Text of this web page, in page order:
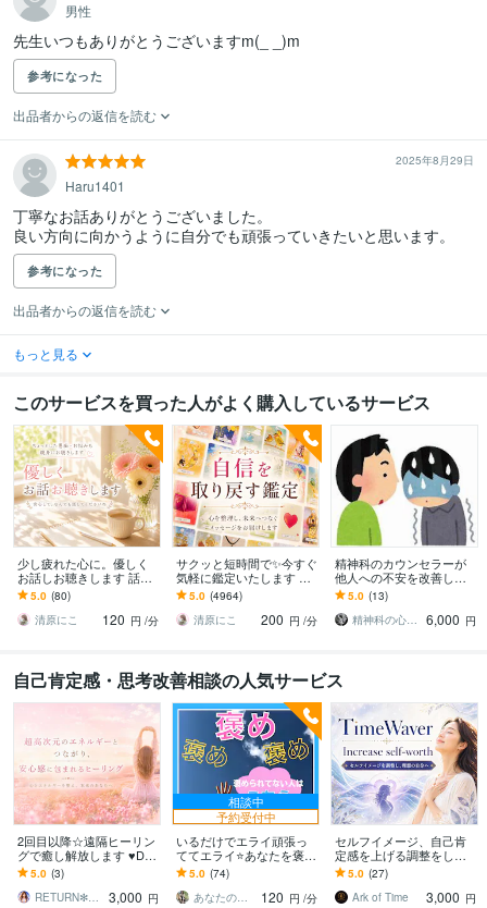
男性
先生いつもありがとうございますm(_ _)m
参考になった
出品者からの返信を読む
2025年8月29日
Haru1401
丁寧なお話ありがとうございました。
良い方向に向かうように自分でも頑張っていきたいと思います。
参考になった
出品者からの返信を読む
もっと見る
このサービスを買った人がよく購入しているサービス
少し疲れた心に。優しく
お話しお聴きします 話す
だけでも大丈夫です。安
心して吐き出してくださ
いね。
5.0 (80)
清原にこ
120 円 /分
サクッと短時間で✨今すぐ
気軽に鑑定いたします 最
短5分から◎生年月日不
要、自信を取り戻す鑑定
5.0 (4964)
清原にこ
200 円 /分
精神科のカウンセラーが
他人への不安を改善しま
す 。対人関係、社交的な
場面、特定の場面等に苦
痛を感じている方。
5.0 (13)
精神科の心理カウンセラー
6,000 円
自己肯定感・思考改善相談の人気サービス
2回目以降☆遠隔ヒーリン
グで癒し解放します ♥DN
Aレベルの癒し・トラウマ
の解放♥
5.0 (3)
RETURN✻STONES
3,000 円
相談中
予約受付中
いるだけでエライ頑張っ
ててエライ⭐あなたを褒め
ます 時には絶対的に褒め
られよう♡褒め褒めセル
フコンパッション+1
5.0 (74)
あなたのサポーター⭐えみ
120 円 /分
セルフイメージ、自己肯
定感を上げる調整をしま
す 潜在意識のブロックを
解除し、自信溢れる「本
当の私」を解放する
5.0 (27)
Ark of Time
3,000 円